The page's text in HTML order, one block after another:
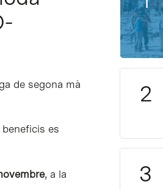
de segona mà
beneficis es
, a la